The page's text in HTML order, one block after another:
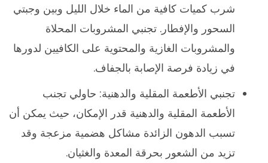
شرب كميات كافية من الماء خلال الليل وبين وجبتي
السحور والإفطار. تجنبي المشروبات المحلاة
والمشروبات الغازية والمحتوية على الكافيين لدورها
في زيادة فرصة الإصابة بالجفاف.
تجنبي الأطعمة المقلية والدهنية: حاولي تجنب
الأطعمة المقلية والدهنية قدر الإمكان، حيث يمكن أن
تسبب الدهون الزائدة مشاكل هضمية مزعجة وقد
تزيد من الشعور بحرقة المعدة والغثيان.